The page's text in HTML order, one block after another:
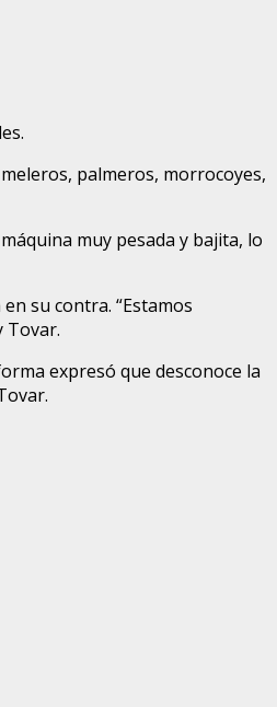
palmeros, morrocoyes,
muy pesada y bajita, lo
su contra. “Estamos
Tovar.
expresó que desconoce la